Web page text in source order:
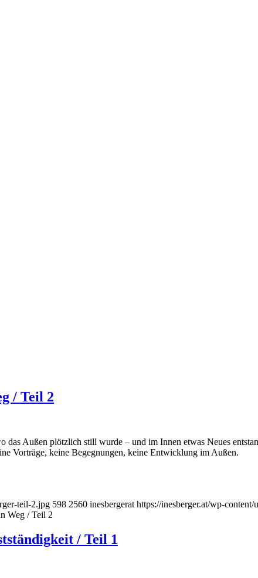
/ Teil 2
Außen plötzlich still wurde – und im Innen etwas Neues
Vorträge, keine Begegnungen, keine Entwicklung im Außen.
teil-2.jpg 598 2560 inesbergerat https://inesberger.at/wp-
Weg / Teil 2
/ Teil 1